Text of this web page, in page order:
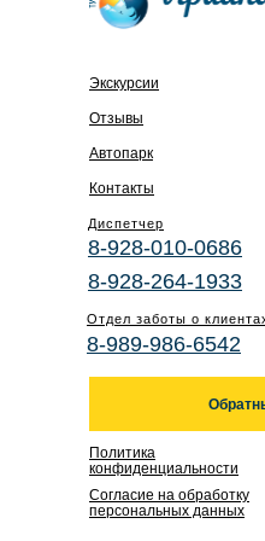
Экскурсии
Отзывы
Автопарк
Контакты
Политика
конфиденциальности
8-928-010-0686
8-989-986-6542
8-928-264-1933
Отдел заботы о
Диспетчер
Согласие на обработку
персональных данных